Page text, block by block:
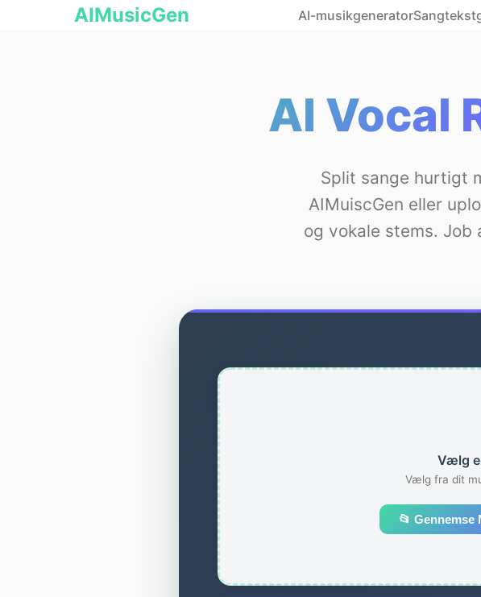
AIMusicGen AI-musikgenerator
AI Vocal
Split sange hurtigt
AIMuiscGen eller
og vokale stems.
Vælg
Vælg fra dit
📂 Gennemse